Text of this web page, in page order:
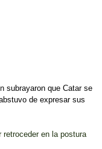
subrayaron que Catar se
de expresar sus
en la postura